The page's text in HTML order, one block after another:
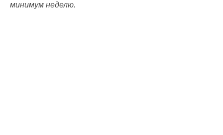
минимум неделю.